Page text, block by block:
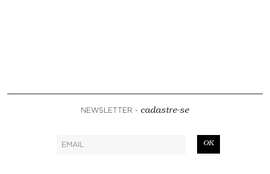
NEWSLETTER - cadastre-se
OK